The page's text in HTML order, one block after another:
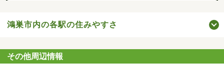
鴻巣市内の各駅の住みやすさ
その他周辺情報